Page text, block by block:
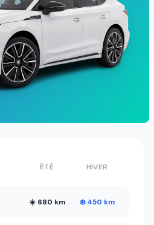
ÉTÉ HIVER
☀️ 680 km ❄️ 450 km